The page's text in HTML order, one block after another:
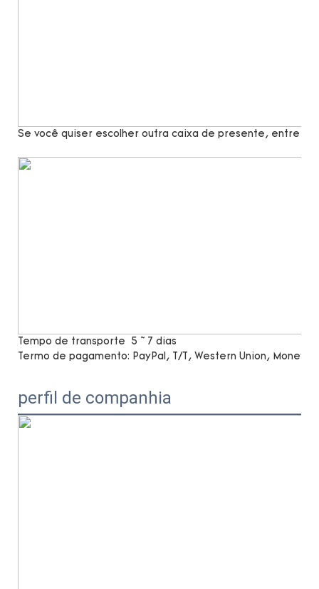
Se você quiser escolher outra caixa de presente, entre
Tempo de transporte
5 ~ 7 dias
Termo de pagamento: PayPal, T/T, Western Union,
perfil de companhia